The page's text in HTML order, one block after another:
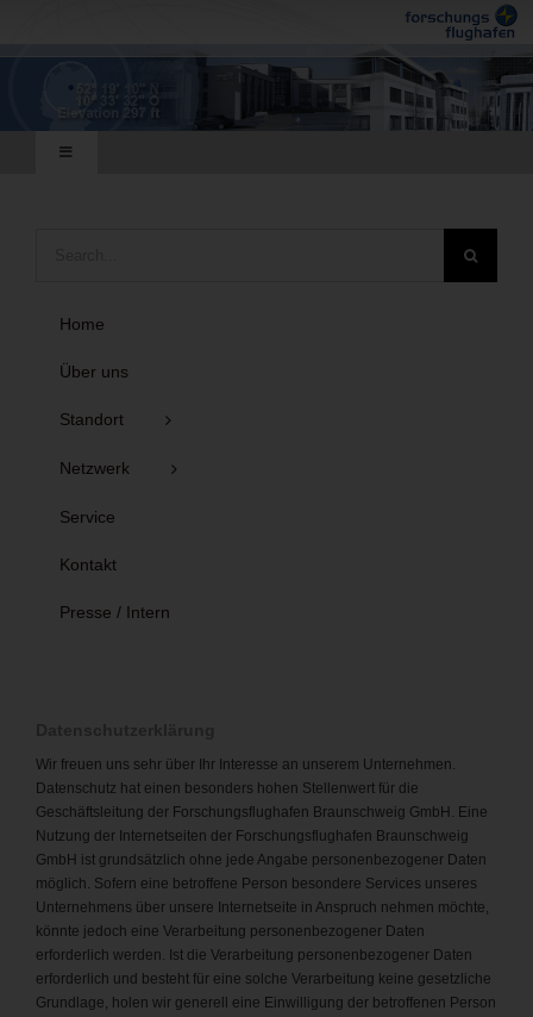
springen
Toggle
Sitemap
Wir freuen uns sehr über Ihr Interesse an unserem Unternehmen.
Datenschutz hat einen besonders hohen Stellenwert für die
Geschäftsleitung der Forschungsflughafen Braunschweig GmbH. Eine
Nutzung der Internetseiten der Forschungsflughafen Braunschweig
GmbH ist grundsätzlich ohne jede Angabe personenbezogener Daten
möglich. Sofern eine betroffene Person besondere Services unseres
Unternehmens über unsere Internetseite in Anspruch nehmen möchte,
könnte jedoch eine Verarbeitung personenbezogener Daten
erforderlich werden. Ist die Verarbeitung personenbezogener Daten
erforderlich und besteht für eine solche Verarbeitung keine gesetzliche
Grundlage, holen wir generell eine Einwilligung der betroffenen Person
Home
Über uns
Standort
Netzwerk
Service
Kontakt
Presse / Intern